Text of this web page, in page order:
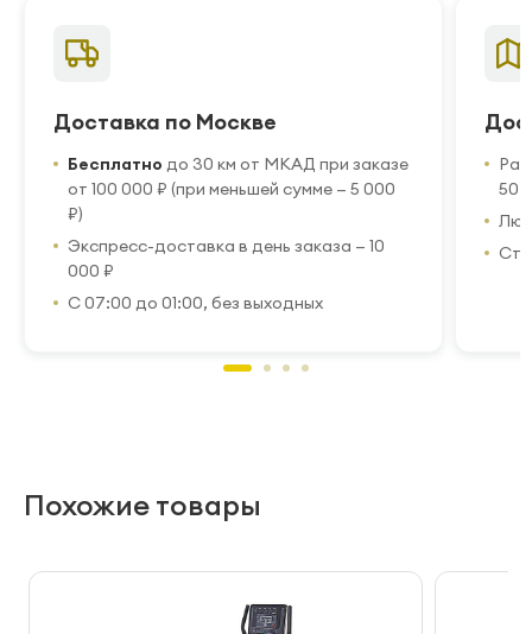
Доставка по Москве
Бесплатно до 30 км от МКАД при заказе
от 100 000 ₽ (при меньшей сумме — 5 000
₽)
Экспресс-доставка в день заказа — 10
000 ₽
С 07:00 до 01:00, без выходных
50
Похожие товары